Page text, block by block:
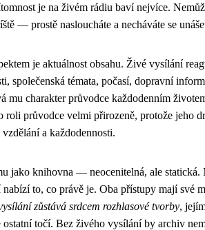
je na živém rádiu baví nejvíce.
— prostě nasloucháte a necháváte se
je aktuálnost obsahu. Živé vysílání
společenská témata, počasí, dopravní
mu charakter průvodce každodenním
roli průvodce velmi přirozeně, protože jeho
a každodennosti.
jako knihovna — neocenitelná, ale
to, co právě je. Oba přístupy mají své
zůstává srdcem rozhlasové tvorby,
ostatní točí. Bez živého vysílání by archiv